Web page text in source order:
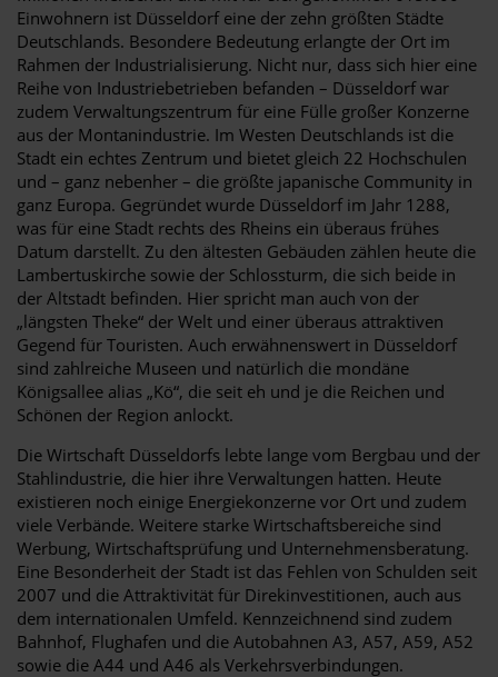
Einwohnern ist Düsseldorf eine der zehn größten Städte
Deutschlands. Besondere Bedeutung erlangte der Ort im
Rahmen der Industrialisierung. Nicht nur, dass sich hier eine
Reihe von Industriebetrieben befanden – Düsseldorf war
zudem Verwaltungszentrum für eine Fülle großer Konzerne
aus der Montanindustrie. Im Westen Deutschlands ist die
Stadt ein echtes Zentrum und bietet gleich 22 Hochschulen
und – ganz nebenher – die größte japanische Community in
ganz Europa. Gegründet wurde Düsseldorf im Jahr 1288,
was für eine Stadt rechts des Rheins ein überaus frühes
Datum darstellt. Zu den ältesten Gebäuden zählen heute die
Lambertuskirche sowie der Schlossturm, die sich beide in
der Altstadt befinden. Hier spricht man auch von der
„längsten Theke“ der Welt und einer überaus attraktiven
Gegend für Touristen. Auch erwähnenswert in Düsseldorf
sind zahlreiche Museen und natürlich die mondäne
Königsallee alias „Kö“, die seit eh und je die Reichen und
Schönen der Region anlockt.
Die Wirtschaft Düsseldorfs lebte lange vom Bergbau und der
Stahlindustrie, die hier ihre Verwaltungen hatten. Heute
existieren noch einige Energiekonzerne vor Ort und zudem
viele Verbände. Weitere starke Wirtschaftsbereiche sind
Werbung, Wirtschaftsprüfung und Unternehmensberatung.
Eine Besonderheit der Stadt ist das Fehlen von Schulden seit
2007 und die Attraktivität für Direkinvestitionen, auch aus
dem internationalen Umfeld. Kennzeichnend sind zudem
Bahnhof, Flughafen und die Autobahnen A3, A57, A59, A52
sowie die A44 und A46 als Verkehrsverbindungen.